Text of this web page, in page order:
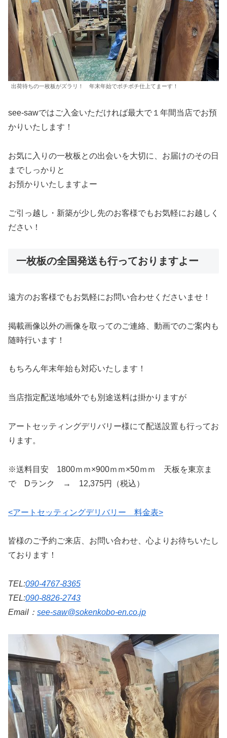
出荷待ちの一枚板がズラリ！ 年末年始でボチボチ仕上てまーす！
see-sawではご入金いただければ最大で１年間当店でお預
かりいたします！
お気に入りの一枚板との出会いを大切に、お届けのその日
までしっかりと
お預かりいたしますよー
ご引っ越し・新築が少し先のお客様でもお気軽にお越しく
ださい！
一枚板の全国発送も行っておりますよー
遠方のお客様でもお気軽にお問い合わせくださいませ！
掲載画像以外の画像を取ってのご連絡、動画でのご案内も
随時行います！
もちろん年末年始も対応いたします！
当店指定配送地域外でも別途送料は掛かりますが
アートセッティングデリバリー様にて配送設置も行ってお
ります。
※送料目安 1800ｍｍ×900ｍｍ×50ｍｍ 天板を東京ま
で Dランク → 12,375円（税込）
<アートセッティングデリバリー 料金表>
皆様のご予約ご来店、お問い合わせ、心よりお待ちいたし
ております！
TEL:090-4767-8365
TEL:090-8826-2743
Email： see-saw@sokenkobo-en.co.jp